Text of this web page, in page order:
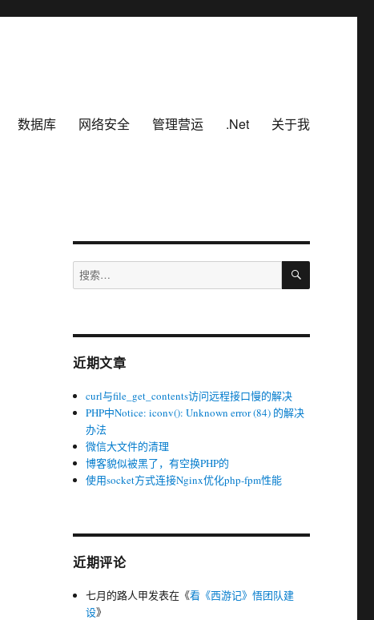
数据库 网络安全 管理营运 .Net 关于我
搜
索：
搜
近期文章
curl与file_get_contents访问远程接口慢的解决
PHP中Notice: iconv(): Unknown error (84) 的解决
办法
微信大文件的清理
博客貌似被黑了，有空换PHP的
使用socket方式连接Nginx优化php-fpm性能
近期评论
七月的路人甲发表在《看《西游记》悟团队建
设》